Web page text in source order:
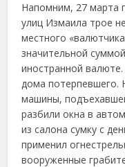
Напомним, 27 марта
улиц Измаила трое
местного
значительной
иностранной
дома потерпевшего.
машины,
разбили окна в
из салона сумку с
применил
вооруженные